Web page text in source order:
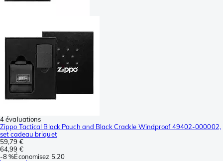
4 évaluations
Zippo Tactical Black Pouch and Black Crackle Windproof 49402-000002,
set cadeau briquet
59,79 €
64,99 €
-8 %Économisez 5,20